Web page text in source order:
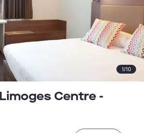
1/10
Centre -